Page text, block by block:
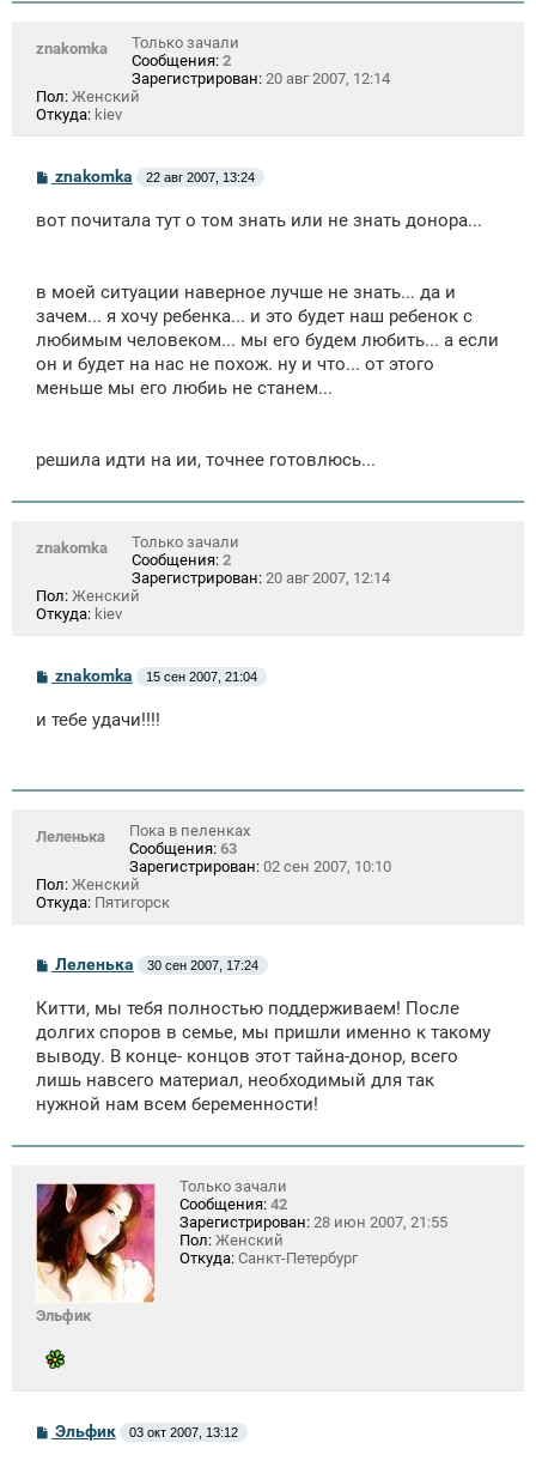
znakomka
Только зачали
Сообщения: 2
Зарегистрирован: 20 авг 2007, 12:14
Пол: Женский
Откуда: kiev
С
о
б
и
znakomka 22 авг 2007, 13:24
вот почитала тут о том знать или не знать донора...
в моей ситуации наверное лучше не знать... да и
зачем... я хочу ребенка... и это будет наш ребенок с
любимым человеком... мы его будем любить... а если
он и будет на нас не похож. ну и что... от этого
меньше мы его любиь не станем...
решила идти на ии, точнее готовлюсь...
znakomka
Только зачали
Сообщения: 2
Зарегистрирован: 20 авг 2007, 12:14
Пол: Женский
Откуда: kiev
С
о
б
и
znakomka 15 сен 2007, 21:04
и тебе удачи!!!!
Леленька
Пока в пеленках
Сообщения: 63
Зарегистрирован: 02 сен 2007, 10:10
Пол: Женский
Откуда: Пятигорск
С
о
б
щ
н
и
Леленька 30 сен 2007, 17:24
Китти, мы тебя полностью поддерживаем! После
долгих споров в семье, мы пришли именно к такому
выводу. В конце- концов этот тайна-донор, всего
лишь навсего материал, необходимый для так
нужной нам всем беременности!
Эльфик
Только зачали
Сообщения: 42
Зарегистрирован: 28 июн 2007, 21:55
Пол: Женский
Откуда: Санкт-Петербург
С
о
Эльфик 03 окт 2007, 13:12